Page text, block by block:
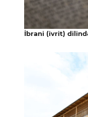
İbrani (ivrit)